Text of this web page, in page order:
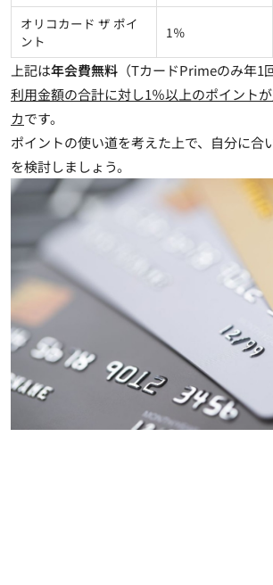
オリコカード ザ ポイ
ント
1％
上記は年会費無料 （TカードPrimeのみ年1
利用金額の合計に対し1％以上のポイント
カです。
ポイントの使い道を考えた上で、自分に合
を検討しましょう。